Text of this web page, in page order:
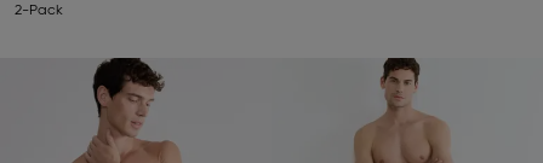
2-Pack